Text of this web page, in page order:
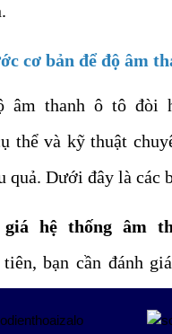
cơ bản để độ âm
âm thanh ô tô đòi
thể và kỹ thuật
quả. Dưới đây là các
hệ thống âm
bạn cần đánh
âm thanh nguyên bản